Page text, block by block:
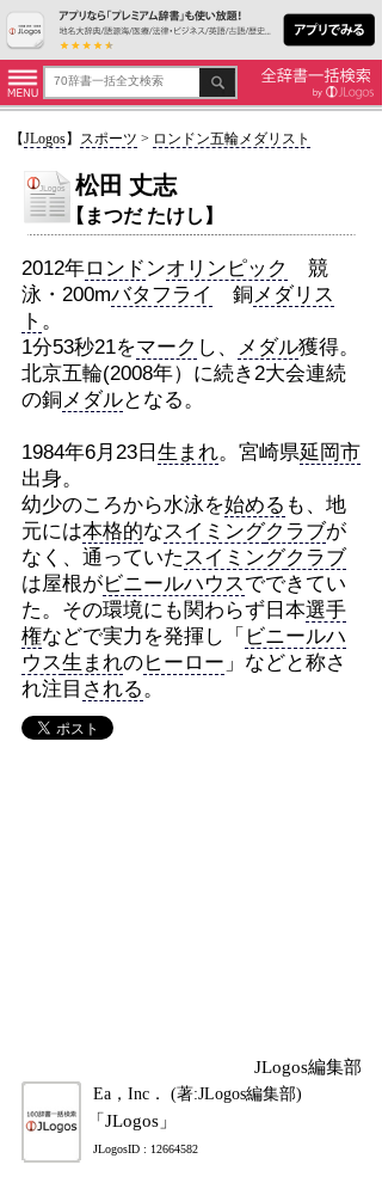
【JLogos】 スポーツ > ロンドン五輪メダリスト
松田 丈志
【まつだ たけし】
2012年ロンド ンオリンピック
競
泳・200mバタフライ 銅メダリス
ト 。
1分53秒21をマーク し、 メダル獲得。
北京五輪(2008年）に続き2大会連続
の銅メダルとなる。
1984年6月23日 生まれ。宮崎県延岡市
出身。
幼少のころから水泳を始める も、地
元には本格的なスイミングクラブが
なく、通っていたスイミングクラブ
は屋根がビニールハウスでできてい
た。その環境にも関わらず日本選手
権などで実力を発揮し「 ビニールハ
ウス生まれのヒーロー 」などと称さ
れ注目 される。
JLogos編集部
Ea，Inc． (著:JLogos編集部)
「JLogos」
JLogosID : 12664582